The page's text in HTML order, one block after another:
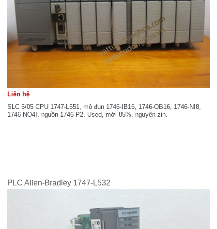
Liên hệ
SLC 5/05 CPU 1747-L551, mô đun 1746-IB16, 1746-OB16, 1746-NI8,
1746-NO4I, nguồn 1746-P2. Used, mới 85%, nguyên zin.
PLC Allen-Bradley 1747-L532